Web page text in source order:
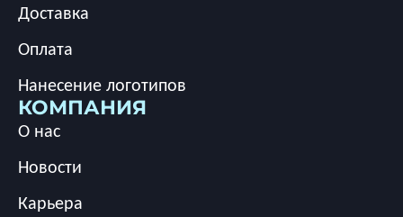
Доставка
Оплата
Нанесение логотипов
КОМПАНИЯ
О нас
Новости
Карьера